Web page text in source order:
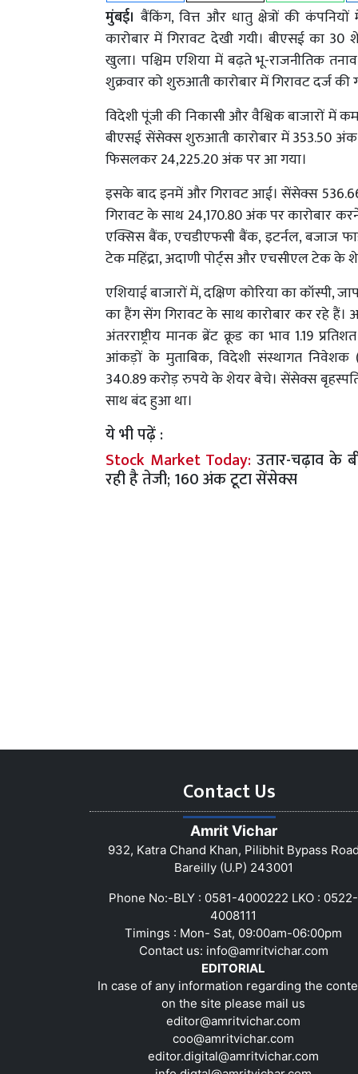
मुंबई। बैंकिंग, वित्त और धातु क्षेत्रों की
कारोबार में गिरावट देखी गयी। बीएसई का
खुला। पश्चिम एशिया में बढ़ते भू-राजनीतिक
शुक्रवार को शुरुआती कारोबार में गिरावट दर्ज की
विदेशी पूंजी की निकासी और वैश्विक बाजारों में
बीएसई सेंसेक्स शुरुआती कारोबार में 353.50
फिसलकर 24,225.20 अंक पर आ गया।
इसके बाद इनमें और गिरावट आई। सेंसेक्स
गिरावट के साथ 24,170.80 अंक पर कारोबार
एक्सिस बैंक, एचडीएफसी बैंक, इटर्नल, बजाज
टेक महिंद्रा, अदाणी पोर्ट्स और एचसीएल टेक के
एशियाई बाजारों में, दक्षिण कोरिया का
का हैंग सेंग गिरावट के साथ कारोबार कर रहे हैं।
अंतरराष्ट्रीय मानक ब्रेंट क्रूड का भाव 1.19
आंकड़ों के मुताबिक, विदेशी संस्थागत
340.89 करोड़ रुपये के शेयर बेचे। सेंसेक्स
साथ बंद हुआ था।
ये भी पढ़ें :
Stock Market Today:उतार-चढ़ाव के
रही है तेजी; 160 अंक टूटा सेंसेक्स
Contact Us
Amrit Vichar
932, Katra Chand Khan, Pilibhit Bypass
Bareilly (U.P) 243001
Phone No:-BLY : 0581-4000222 LKO : 0522-
4008111
Timings : Mon- Sat, 09:00am-06:00pm
Contact us: info@amritvichar.com
EDITORIAL
In case of any information regarding the
on the site please mail us
editor@amritvichar.com
coo@amritvichar.com
editor.digital@amritvichar.com